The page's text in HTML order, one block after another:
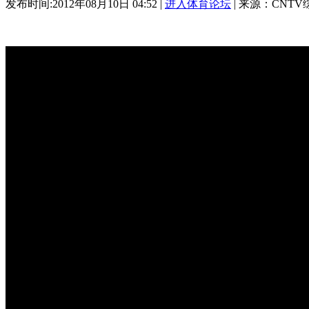
发布时间:2012年08月10日 04:52 | 进入体育论坛 | 来源：CNTV